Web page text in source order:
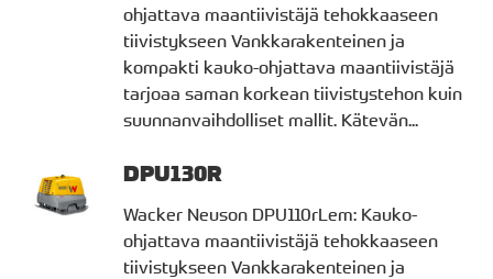
ohjattava maantiivistäjä tehokkaaseen
tiivistykseen Vankkarakenteinen ja
kompakti kauko-ohjattava maantiivistäjä
tarjoaa saman korkean tiivistystehon kuin
suunnanvaihdolliset mallit. Kätevän...
DPU130R
Wacker Neuson DPU110rLem: Kauko-
ohjattava maantiivistäjä tehokkaaseen
tiivistykseen Vankkarakenteinen ja